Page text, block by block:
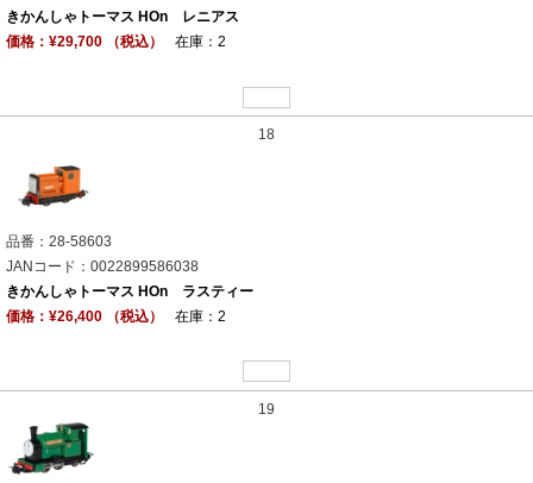
きかんしゃトーマス HOn レニアス
価格：¥29,700 （税込）
在庫：2
18
品番：28-58603
JANコード：0022899586038
きかんしゃトーマス HOn ラスティー
価格：¥26,400 （税込）
在庫：2
19